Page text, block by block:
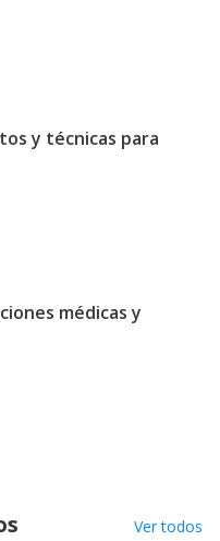
y técnicas para
médicas y
Ver todos